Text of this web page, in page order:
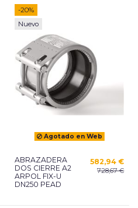
-20%
Nuevo
Agotado en Web
ABRAZADERA
DOS CIERRE A2
ARPOL FIX-U
DN250 PEAD
582,94 €
728,67 €